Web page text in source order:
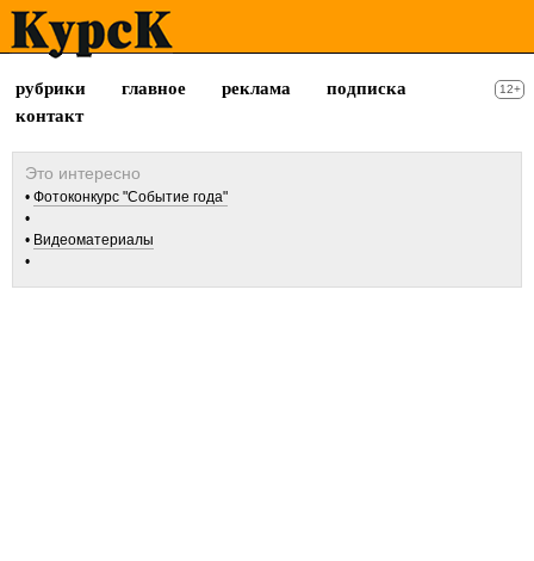
рубрики главное реклама
подписка
контакт
12+
Фотоконкурс "Событие года"
Видеоматериалы